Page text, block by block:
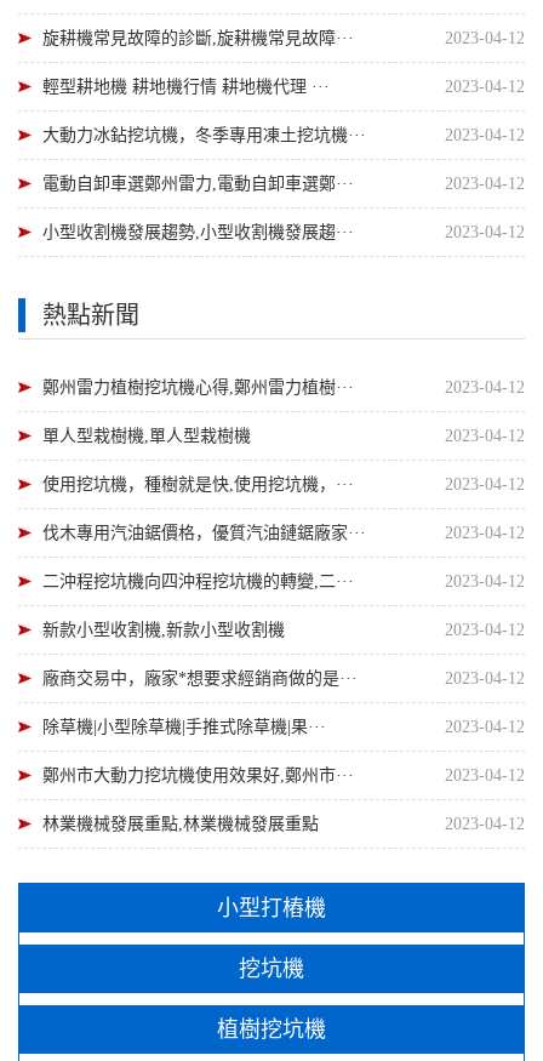
2023-04-12
旋耕機常見故障的診斷,旋耕機常見故障···
2023-04-12
輕型耕地機 耕地機行情 耕地機代理 ···
2023-04-12
大動力冰鉆挖坑機，冬季專用凍土挖坑機···
2023-04-12
電動自卸車選鄭州雷力,電動自卸車選鄭···
2023-04-12
小型收割機發展趨勢,小型收割機發展趨···
熱點新聞
2023-04-12
鄭州雷力植樹挖坑機心得,鄭州雷力植樹···
2023-04-12
單人型栽樹機,單人型栽樹機
2023-04-12
使用挖坑機，種樹就是快,使用挖坑機，···
2023-04-12
伐木專用汽油鋸價格，優質汽油鏈鋸廠家···
2023-04-12
二沖程挖坑機向四沖程挖坑機的轉變,二···
2023-04-12
新款小型收割機,新款小型收割機
2023-04-12
廠商交易中，廠家*想要求經銷商做的是···
2023-04-12
除草機|小型除草機|手推式除草機|果···
2023-04-12
鄭州市大動力挖坑機使用效果好,鄭州市···
2023-04-12
林業機械發展重點,林業機械發展重點
小型打樁機
挖坑機
植樹挖坑機